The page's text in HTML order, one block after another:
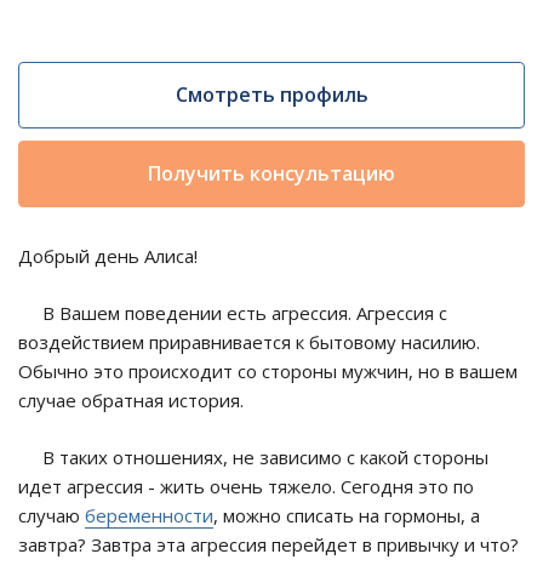
Смотреть профиль
Получить консультацию
Добрый день Алиса!
В Вашем поведении есть агрессия. Агрессия с
воздействием приравнивается к бытовому насилию.
Обычно это происходит со стороны мужчин, но в вашем
случае обратная история.
В таких отношениях, не зависимо с какой стороны
идет агрессия - жить очень тяжело. Сегодня это по
случаю беременности, можно списать на гормоны, а
завтра? Завтра эта агрессия перейдет в привычку и что?